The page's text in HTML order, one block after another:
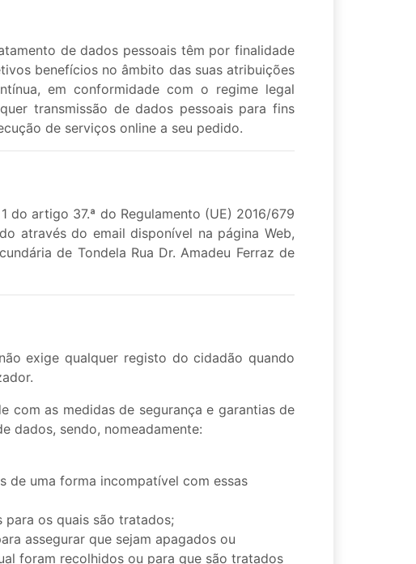
de dados pessoais têm por finalidade
benefícios no âmbito das suas atribuições
em conformidade com o regime legal
transmissão de dados pessoais para fins
de serviços online a seu pedido.
do artigo 37.ª do Regulamento (UE) 2016/679
através do email disponível na página Web,
de Tondela Rua Dr. Amadeu Ferraz de
exige qualquer registo do cidadão quando
com as medidas de segurança e garantias de
dados, sendo, nomeadamente:
de uma forma incompatível com essas
para os quais são tratados;
assegurar que sejam apagados ou
foram recolhidos ou para que são tratados